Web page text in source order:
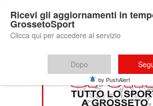
Ricevi gli aggiornamenti in
GrossetoSport
Clicca qui per accedere al servizio
Dopo
by PushAlert